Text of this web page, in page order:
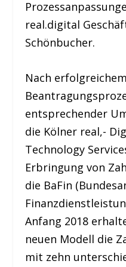
real.digital
Schönbucher.
Nach erfolgreichem
entsprechender
die Kölner real,-
Technology
Erbringung von
die BaFin
Anfang 2018
neuen Modell die
mit zehn